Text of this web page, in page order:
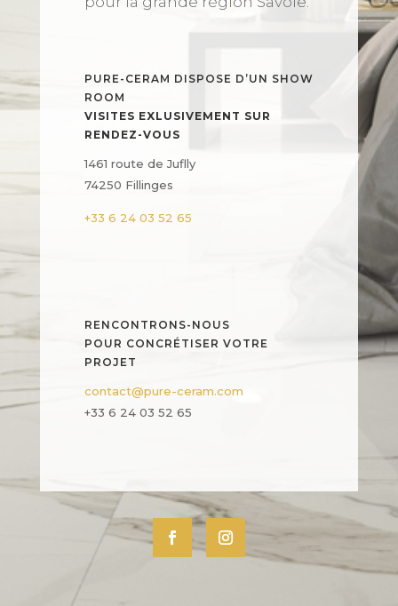
PURE-CERAM DISPOSE D’UN SHOW
ROOM
VISITES EXLUSIVEMENT SUR
RENDEZ-VOUS
1461 route de Juflly
74250 Fillinges
+33 6 24 03 52 65
RENCONTRONS-NOUS
POUR CONCRÉTISER VOTRE
PROJET
contact@pure-ceram.com
+33 6 24 03 52 65